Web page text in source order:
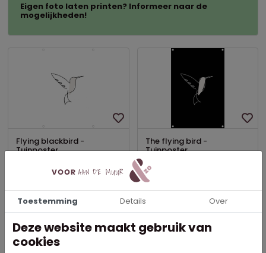
Eigen foto laten printen? Informeer naar de
mogelijkheden!
Flying blackbird -
Tuinposter
Bestel direct
The flying bird -
Tuinposter
€ 33,95
In meerdere opties leverbaar
Bestel direct
Toestemming Details Over
Deze website maakt gebruik van
cookies